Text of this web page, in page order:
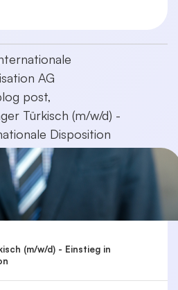
AG
post,
Türkisch (m/w/d) -
Disposition
(m/w/d) - Einstieg in